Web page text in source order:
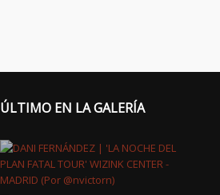
ÚLTIMO EN LA GALERÍA